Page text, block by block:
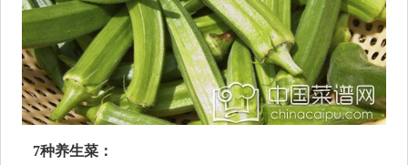
7种养生菜：